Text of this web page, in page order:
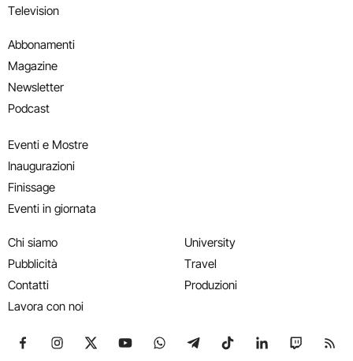
Television
Abbonamenti
Magazine
Newsletter
Podcast
Eventi e Mostre
Inaugurazioni
Finissage
Eventi in giornata
Chi siamo
Pubblicità
Contatti
Lavora con noi
University
Travel
Produzioni
Seguici su Facebook
Seguici su Instagram
Seguici su X
Seguici su YouTube
Seguici su WhatsApp
Seguici su Telegram
Seguici su TikTok
Seguici su
Seguici